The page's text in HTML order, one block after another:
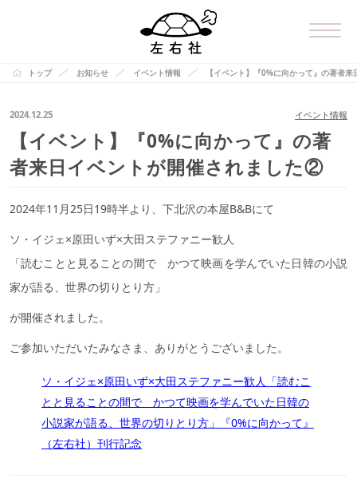
トップ お知らせ イベント情報 【イベント】『0%に向かって』の著者
2024.12.25 イベント情報
【イベント】『0%に向かって』の著
者来日イベントが開催されました②
2024年11月25日19時半より、下北沢の本屋B&Bにて
ソ・イジェ×原田いず×大田ステファニー歓人
「読むことと見ることの間で かつて映画を学んでいた日韓の小説
家が語る、世界の切りとり方」
が開催されました。
ご参加いただいたみなさま、ありがとうございました。
ソ・イジェ×原田いず×大田ステファニー歓人「読むこ
とと見ることの間で かつて映画を学んでいた日韓の
小説家が語る、世界の切りとり方」『0%に向かって』
（左右社）刊行記念